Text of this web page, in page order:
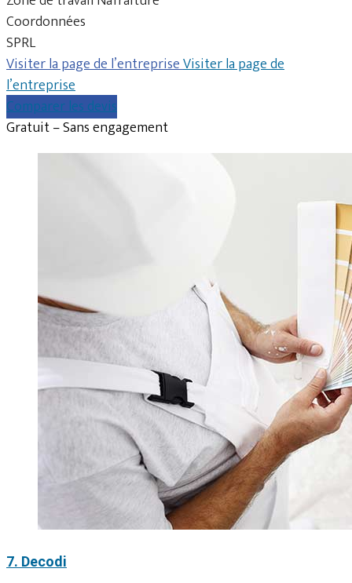
Coordonnées
SPRL
Visiter la page de l’entrepriseVisiter la page de
l’entreprise
Comparer les devis
Gratuit – Sans engagement
7. Decodi